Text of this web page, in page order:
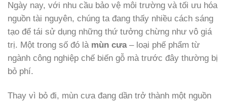
Ngày nay, với nhu cầu bảo vệ môi trường và tối ưu hóa
nguồn tài nguyên, chúng ta đang thấy nhiều cách sáng
tạo để tái sử dụng những thứ tưởng chừng như vô giá
trị. Một trong số đó là mùn cưa– loại phế phẩm từ
ngành công nghiệp chế biến gỗ mà trước đây thường bị
bỏ phí.
Thay vì bỏ đi, mùn cưa đang dần trở thành một nguồn